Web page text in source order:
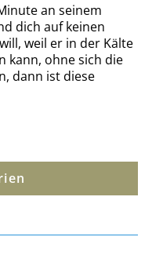
an seinem
dich auf keinen
weil er in der Kälte
kann, ohne sich die
dann ist diese